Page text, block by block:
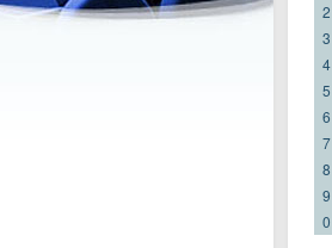
2
3
4
5
6
7
8
9
0